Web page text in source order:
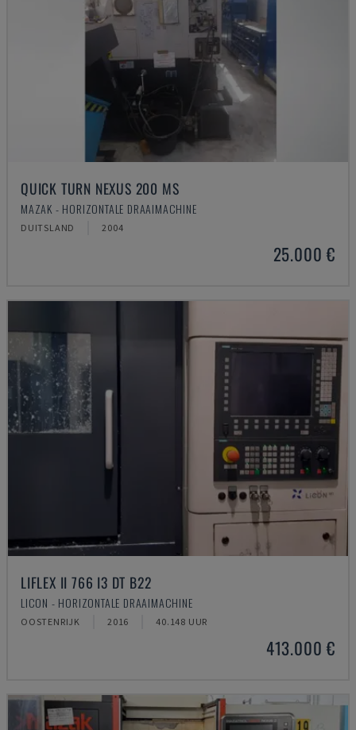
QUICK TURN NEXUS 200 MS
MAZAK - HORIZONTALE DRAAIMACHINE
DUITSLAND 2004
25.000 €
LIFLEX II 766 I3 DT B22
LICON - HORIZONTALE DRAAIMACHINE
OOSTENRIJK 2016 40.148 UUR
413.000 €